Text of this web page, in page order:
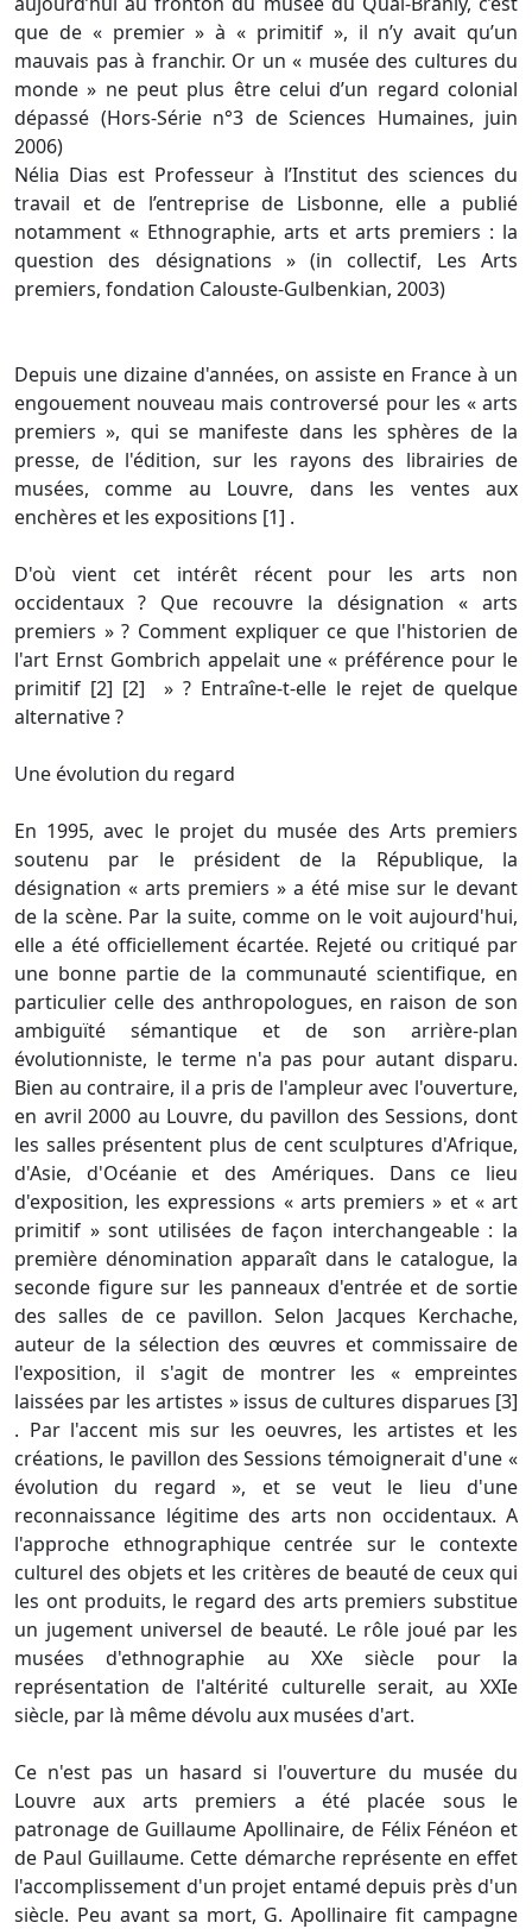
que de « premier » à « primitif », il n’y avait qu’un
mauvais pas à franchir. Or un « musée des cultures du
monde » ne peut plus être celui d’un regard colonial
dépassé (Hors-Série n°3 de Sciences Humaines, juin
2006)
Nélia Dias est Professeur à l’Institut des sciences du
travail et de l’entreprise de Lisbonne, elle a publié
notamment « Ethnographie, arts et arts premiers : la
question des désignations » (in collectif, Les Arts
premiers, fondation Calouste-Gulbenkian, 2003)
Depuis une dizaine d'années, on assiste en France à un
engouement nouveau mais controversé pour les « arts
premiers », qui se manifeste dans les sphères de la
presse, de l'édition, sur les rayons des librairies de
musées, comme au Louvre, dans les ventes aux
enchères et les expositions [1] .
D'où vient cet intérêt récent pour les arts non
occidentaux ? Que recouvre la désignation « arts
premiers » ? Comment expliquer ce que l'historien de
l'art Ernst Gombrich appelait une « préférence pour le
primitif [2] [2] » ? Entraîne-t-elle le rejet de quelque
alternative ?
Une évolution du regard
En 1995, avec le projet du musée des Arts premiers
soutenu par le président de la République, la
désignation « arts premiers » a été mise sur le devant
de la scène. Par la suite, comme on le voit aujourd'hui,
elle a été officiellement écartée. Rejeté ou critiqué par
une bonne partie de la communauté scientifique, en
particulier celle des anthropologues, en raison de son
ambiguïté sémantique et de son arrière-plan
évolutionniste, le terme n'a pas pour autant disparu.
Bien au contraire, il a pris de l'ampleur avec l'ouverture,
en avril 2000 au Louvre, du pavillon des Sessions, dont
les salles présentent plus de cent sculptures d'Afrique,
d'Asie, d'Océanie et des Amériques. Dans ce lieu
d'exposition, les expressions « arts premiers » et « art
primitif » sont utilisées de façon interchangeable : la
première dénomination apparaît dans le catalogue, la
seconde figure sur les panneaux d'entrée et de sortie
des salles de ce pavillon. Selon Jacques Kerchache,
auteur de la sélection des œuvres et commissaire de
l'exposition, il s'agit de montrer les « empreintes
laissées par les artistes » issus de cultures disparues [3]
. Par l'accent mis sur les oeuvres, les artistes et les
créations, le pavillon des Sessions témoignerait d'une «
évolution du regard », et se veut le lieu d'une
reconnaissance légitime des arts non occidentaux. A
l'approche ethnographique centrée sur le contexte
culturel des objets et les critères de beauté de ceux qui
les ont produits, le regard des arts premiers substitue
un jugement universel de beauté. Le rôle joué par les
musées d'ethnographie au XXe siècle pour la
représentation de l'altérité culturelle serait, au XXIe
siècle, par là même dévolu aux musées d'art.
Ce n'est pas un hasard si l'ouverture du musée du
Louvre aux arts premiers a été placée sous le
patronage de Guillaume Apollinaire, de Félix Fénéon et
de Paul Guillaume. Cette démarche représente en effet
l'accomplissement d'un projet entamé depuis près d'un
siècle. Peu avant sa mort, G. Apollinaire fit campagne